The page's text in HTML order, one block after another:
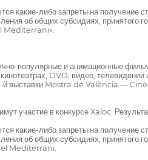
какие-либо запреты на получение
об общих субсидиях, принятого
Mediterrani».
популярные и анимационные
DVD, видео,
й выставки Mostra de València —
участие в конкурсе Xaloc.
какие-либо запреты на получение
об общих субсидиях, принятого
Mediterrani.